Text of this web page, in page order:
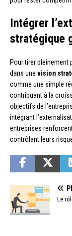
Intégrer
stratégique
Pour tirer pleinement
dans une vision
comme une simple
contribuant à la
objectifs de
intégrant
entreprises
contrôlant leurs
Le